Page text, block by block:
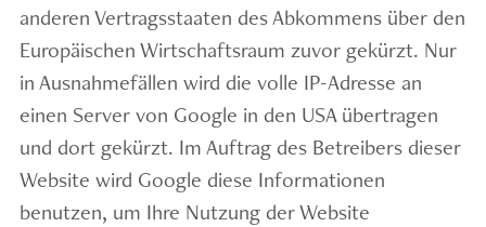
anderen Vertragsstaaten des Abkommens über den
Europäischen Wirtschaftsraum zuvor gekürzt. Nur
in Ausnahmefällen wird die volle IP-Adresse an
einen Server von Google in den USA übertragen
und dort gekürzt. Im Auftrag des Betreibers dieser
Website wird Google diese Informationen
benutzen, um Ihre Nutzung der Website